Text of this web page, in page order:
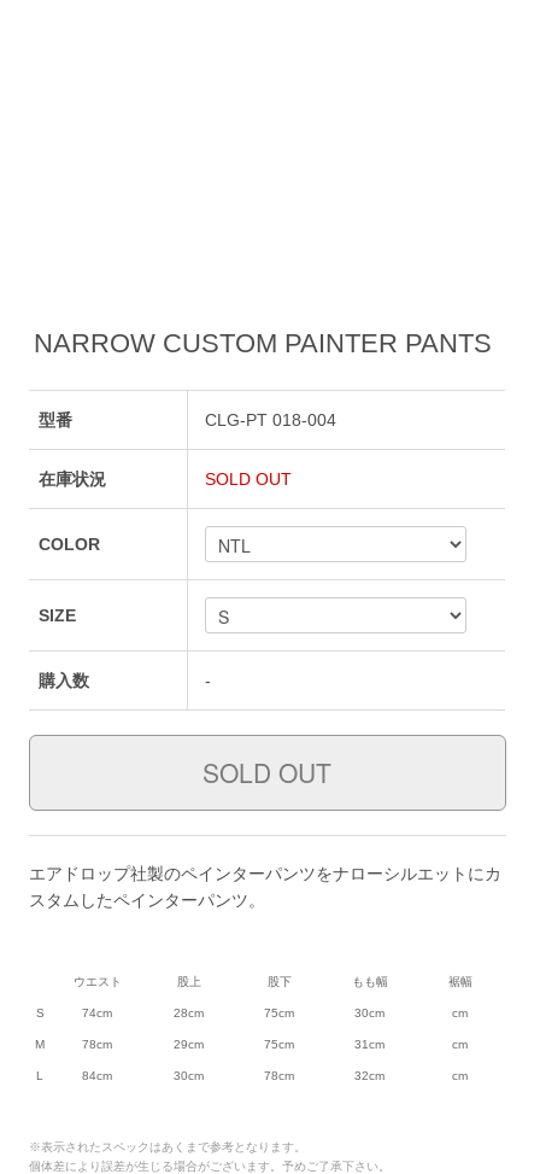
NARROW CUSTOM PAINTER PANTS
型番 CLG-PT 018-004
在庫状況 SOLD OUT
COLOR
SIZE
購入数 -
エアドロップ社製のペインターパンツをナローシルエットにカ
スタムしたペインターパンツ。
ウエスト 股上 股下 もも幅 裾幅
S 74cm 28cm 75cm 30cm cm
M 78cm 29cm 75cm 31cm cm
L 84cm 30cm 78cm 32cm cm
※表示されたスペックはあくまで参考となります。
個体差により誤差が生じる場合がございます。予めご了承下さい。